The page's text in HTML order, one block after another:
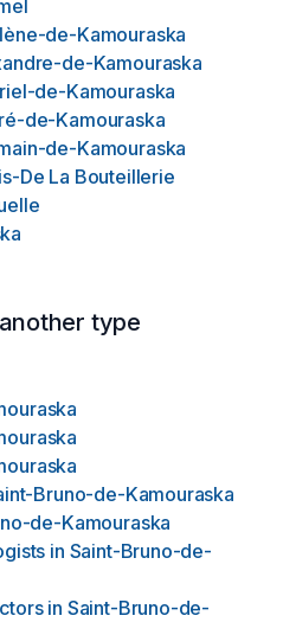
de-Kamouraska
de-Kamouraska
de-Kamouraska
de-Kamouraska
de-Kamouraska
De La Bouteillerie
type
Bruno-de-Kamouraska
de-Kamouraska
in Saint-Bruno-de-
in Saint-Bruno-de-